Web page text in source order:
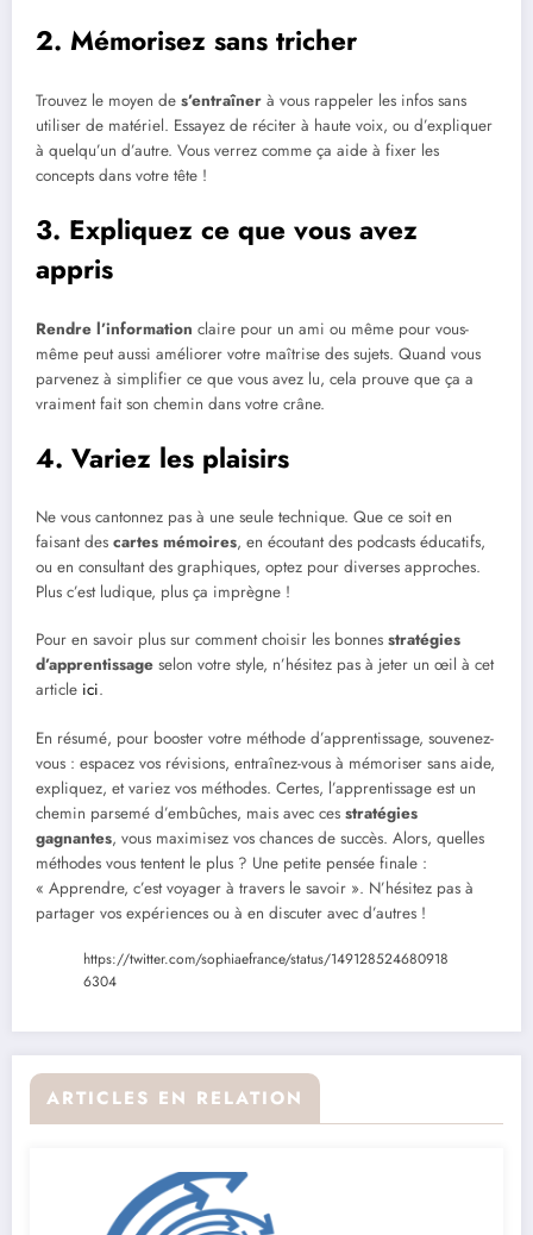
2. Mémorisez sans tricher
Trouvez le moyen de s’entraîner à vous rappeler les infos sans
utiliser de matériel. Essayez de réciter à haute voix, ou d’expliquer
à quelqu’un d’autre. Vous verrez comme ça aide à fixer les
concepts dans votre tête !
3. Expliquez ce que vous avez
appris
Rendre l’information claire pour un ami ou même pour vous-
même peut aussi améliorer votre maîtrise des sujets. Quand vous
parvenez à simplifier ce que vous avez lu, cela prouve que ça a
vraiment fait son chemin dans votre crâne.
4. Variez les plaisirs
Ne vous cantonnez pas à une seule technique. Que ce soit en
faisant des cartes mémoires, en écoutant des podcasts éducatifs,
ou en consultant des graphiques, optez pour diverses approches.
Plus c’est ludique, plus ça imprègne !
Pour en savoir plus sur comment choisir les bonnes stratégies
d’apprentissage selon votre style, n’hésitez pas à jeter un œil à cet
article ici.
En résumé, pour booster votre méthode d’apprentissage, souvenez-
vous : espacez vos révisions, entraînez-vous à mémoriser sans aide,
expliquez, et variez vos méthodes. Certes, l’apprentissage est un
chemin parsemé d’embûches, mais avec ces stratégies
gagnantes, vous maximisez vos chances de succès. Alors, quelles
méthodes vous tentent le plus ? Une petite pensée finale :
« Apprendre, c’est voyager à travers le savoir ». N’hésitez pas à
partager vos expériences ou à en discuter avec d’autres !
https://twitter.com/sophiaefrance/status/149128524680918
6304
ARTICLES EN RELATION